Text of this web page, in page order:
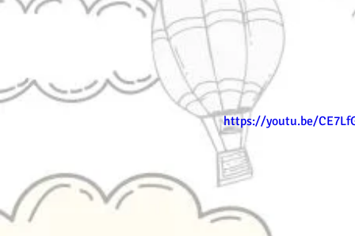
https://youtu.be/